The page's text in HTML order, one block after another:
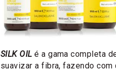
SILK OIL é a gama completa
suavizar a fibra, fazendo